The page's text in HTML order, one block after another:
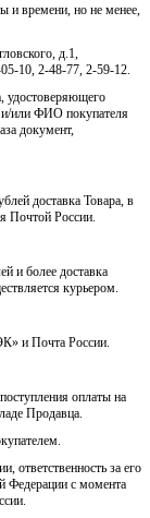
и времени, но не менее,
д.1,
10, 2-48-77, 2-59-12.
удостоверяющего
и/или ФИО покупателя
документ,
доставка Товара, в
Почтой России.
и более доставка
курьером.
и Почта России.
оплаты на
Продавца.
ответственность за его
Федерации с момента